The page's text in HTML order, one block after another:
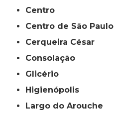
Centro
Centro de São Paulo
Cerqueira César
Consolação
Glicério
Higienópolis
Largo do Arouche